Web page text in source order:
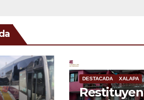
DESTACADA XALAPA
Restituyen